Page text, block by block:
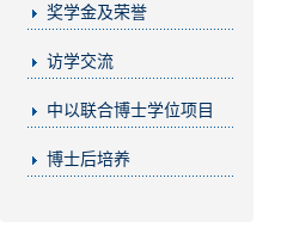
奖学金及荣誉
访学交流
中以联合博士学位项目
博士后培养